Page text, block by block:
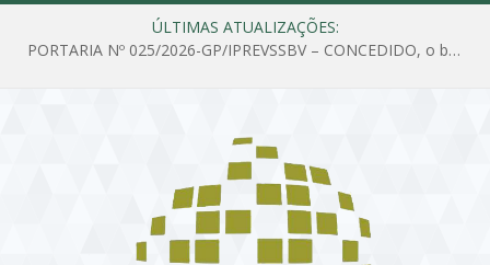
ÚLTIMAS ATUALIZAÇÕES:
PORTARIA Nº 025/2026-GP/IPREVSSBV – CONCEDIDO, o benefício de PENSÃO a MARIA ESTELA DOS SANTOS SOUZA